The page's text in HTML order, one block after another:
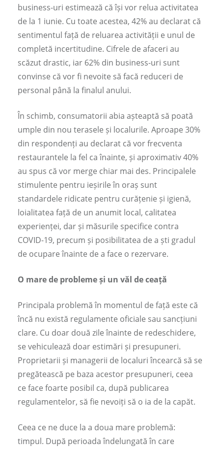
business-uri estimează că își vor relua activitatea
de la 1 iunie. Cu toate acestea, 42% au declarat că
sentimentul față de reluarea activității e unul de
completă incertitudine. Cifrele de afaceri au
scăzut drastic, iar 62% din business-uri sunt
convinse că vor fi nevoite să facă reduceri de
personal până la finalul anului.
În schimb, consumatorii abia așteaptă să poată
umple din nou terasele și localurile. Aproape 30%
din respondenți au declarat că vor frecventa
restaurantele la fel ca înainte, și aproximativ 40%
au spus că vor merge chiar mai des. Principalele
stimulente pentru ieșirile în oraș sunt
standardele ridicate pentru curățenie și igienă,
loialitatea față de un anumit local, calitatea
experienței, dar și măsurile specifice contra
COVID-19, precum și posibilitatea de a ști gradul
de ocupare înainte de a face o rezervare.
O mare de probleme și un văl de ceață
Principala problemă în momentul de față este că
încă nu există regulamente oficiale sau sancțiuni
clare. Cu doar două zile înainte de redeschidere,
se vehiculează doar estimări și presupuneri.
Proprietarii și managerii de localuri încearcă să se
pregătească pe baza acestor presupuneri, ceea
ce face foarte posibil ca, după publicarea
regulamentelor, să fie nevoiți să o ia de la capăt.
Ceea ce ne duce la a doua mare problemă:
timpul. După perioada îndelungată în care